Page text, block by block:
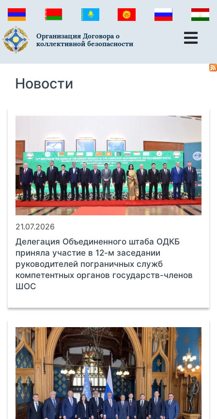
Организация Договора о
коллективной безопасности
Новости
21.07.2026
Делегация Объединенного штаба ОДКБ
приняла участие в 12-м заседании
руководителей пограничных служб
компетентных органов государств-членов
ШОС